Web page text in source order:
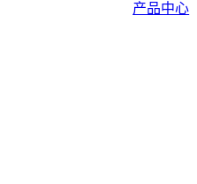
产品中心